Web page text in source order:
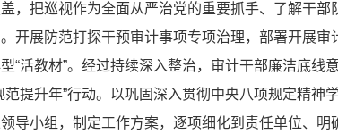
，把巡视作为全面从严治党的重要抓手、了解干
开展防范打探干预审计事项专项治理，部署开展审
“活教材”。经过持续深入整治，审计干部廉洁底线
范提升年”行动。以巩固深入贯彻中央八项规定精神
导小组，制定工作方案，逐项细化到责任单位、明